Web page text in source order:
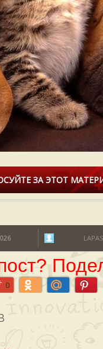
ЗА ЭТОТ
LAPAS
0